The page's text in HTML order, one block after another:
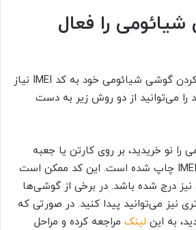
را فعال
برای رجیستری یا فعال کردن گوشی شیائومی خود به کد IMEI نیاز
را می‌توانید از دو روش زیر به دست
را نو خریدید، بر روی کارتن یا جعبه
آکبند آن یک کد IMEI چاپ شده است. این کد ممکن است
نیز درج شده باشد. در برخی از گوشی‌ها
نیز می‌توانید پیدا کنید. در صورتی که
به این لینک مراجعه کرده و مراحل